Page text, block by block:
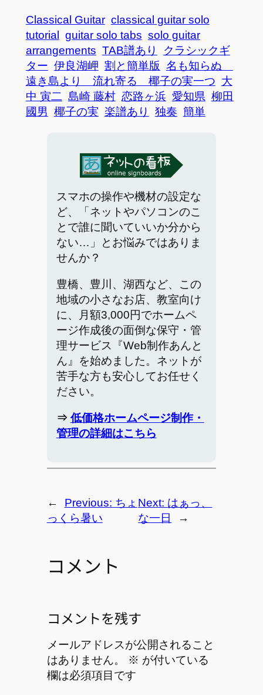
Classical Guitar classical guitar solo
tutorial
guitar solo tabs solo guitar
arrangements TAB譜あり
クラシックギ
ター 伊良湖岬 割と簡単版 名も知らぬ
遠き島より 流れ寄る 椰子の実一つ 大
中 寅二 島崎 藤村 恋路ヶ浜 愛知県 柳田
國男 椰子の実 楽譜あり 独奏 簡単
スマホの操作や機材の設定な
ど、「ネットやパソコンのこ
とで誰に聞いていいか分から
ない…」とお悩みではありま
せんか？
豊橋、豊川、湖西など、この
地域の小さなお店、教室向け
に、月額3,000円でホームペ
ージ作成後の面倒な保守・管
理サービス『Web制作あんと
ん』を始めました。ネットが
苦手な方も安心してお任せく
ださい。
⇒ 低価格ホームページ制作・
管理の詳細はこちら
← Previous: ちょ
っくら暑い
Next: はぁっ、
な一日
→
コメント
コメントを残す
メールアドレスが公開されること
はありません。
※ が付いている
欄は必須項目です